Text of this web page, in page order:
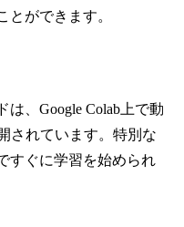
とができます。
、Google Colab上で動
されています。特別な
すぐに学習を始められ